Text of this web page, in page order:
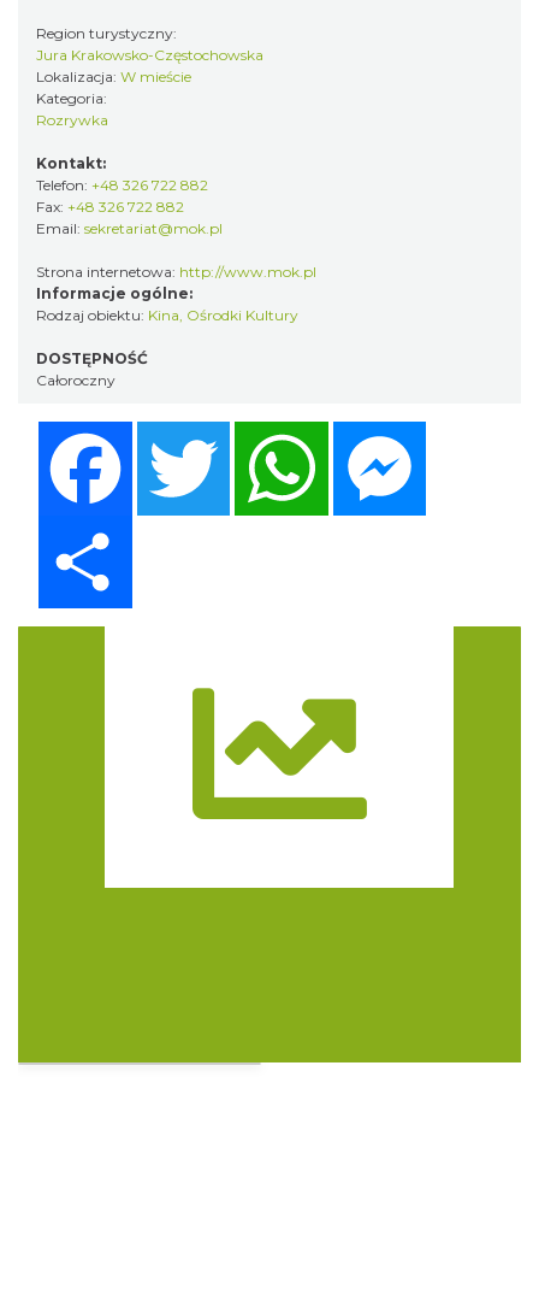
Region turystyczny:
Jura Krakowsko-Częstochowska
Lokalizacja: W mieście
Kategoria:
Rozrywka
Kontakt:
Telefon: +48 326 722 882
Fax: +48 326 722 882
Email: sekretariat@mok.pl
Strona internetowa: http://www.mok.pl
Informacje ogólne:
Rodzaj obiektu: Kina, Ośrodki Kultury
DOSTĘPNOŚĆ
Całoroczny
Twitter WhatsApp